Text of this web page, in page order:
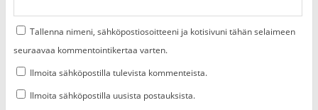
Tallenna nimeni, sähköpostiosoitteeni ja kotisivuni tähän selaimeen
seuraavaa kommentointikertaa varten.
Ilmoita sähköpostilla tulevista kommenteista.
Ilmoita sähköpostilla uusista postauksista.